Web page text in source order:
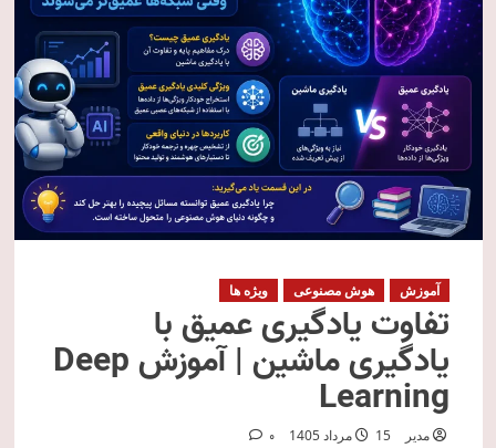
آموزش هوش مصنوعی ویژه ها
تفاوت یادگیری عمیق با
یادگیری ماشین | آموزش Deep
Learning
مدیر 15 مرداد 1405 0